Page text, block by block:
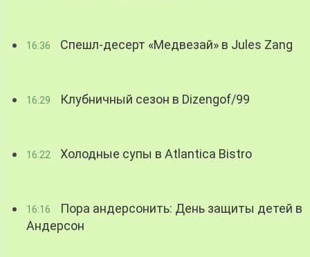
16:36 Спешл-десерт «Медвезай» в Jules Zang
16:29 Клубничный сезон в Dizengof/99
16:22 Холодные супы в Atlantica Bistro
16:16
Пора андерсонить: День защиты детей в
Андерсон